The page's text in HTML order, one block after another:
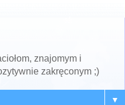
znajomym i
zakręconym ;)
▼